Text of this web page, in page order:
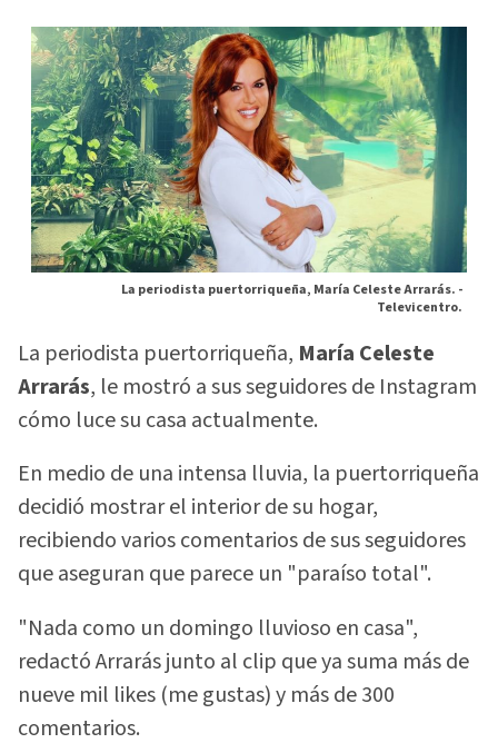
La periodista puertorriqueña, María Celeste Arrarás. -
Televicentro.
La periodista puertorriqueña, María Celeste
Arrarás, le mostró a sus seguidores de Instagram
cómo luce su casa actualmente.
En medio de una intensa lluvia, la puertorriqueña
decidió mostrar el interior de su hogar,
recibiendo varios comentarios de sus seguidores
que aseguran que parece un "paraíso total".
"Nada como un domingo lluvioso en casa",
redactó Arrarás junto al clip que ya suma más de
nueve mil likes (me gustas) y más de 300
comentarios.